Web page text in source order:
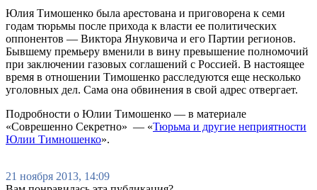
Юлия Тимошенко была арестована и приговорена к семи
годам тюрьмы после прихода к власти ее политических
оппонентов — Виктора Януковича и его Партии регионов.
Бывшему премьеру вменили в вину превышение полномочий
при заключении газовых соглашений с Россией. В настоящее
время в отношении Тимошенко расследуются еще несколько
уголовных дел. Сама она обвинения в свой адрес отвергает.
Подробности о Юлии Тимошенко — в материале
«Соврешенно Секретно» — «Тюрьма и другие неприятности
Юлии Тимношенко».
21 ноября 2013, 14:09